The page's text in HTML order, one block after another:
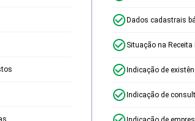
Dados cadastrais
Situação na Receita
Indicação de
Indicação de